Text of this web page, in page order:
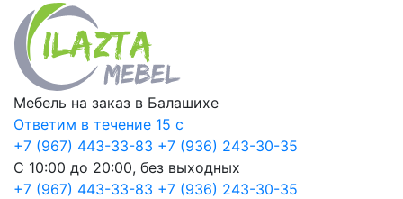
Мебель на заказ в Балашихе
Ответим в течение 15 с
+7 (967) 443-33-83 +7 (936) 243-30-35
С 10:00 до 20:00, без выходных
+7 (967) 443-33-83 +7 (936) 243-30-35